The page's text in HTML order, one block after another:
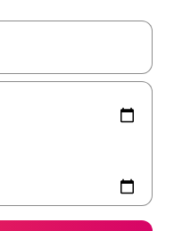
les flèches vers le